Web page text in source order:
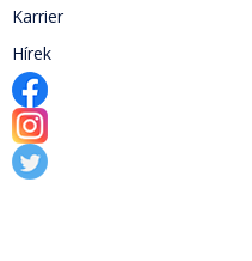
Karrier
Hírek